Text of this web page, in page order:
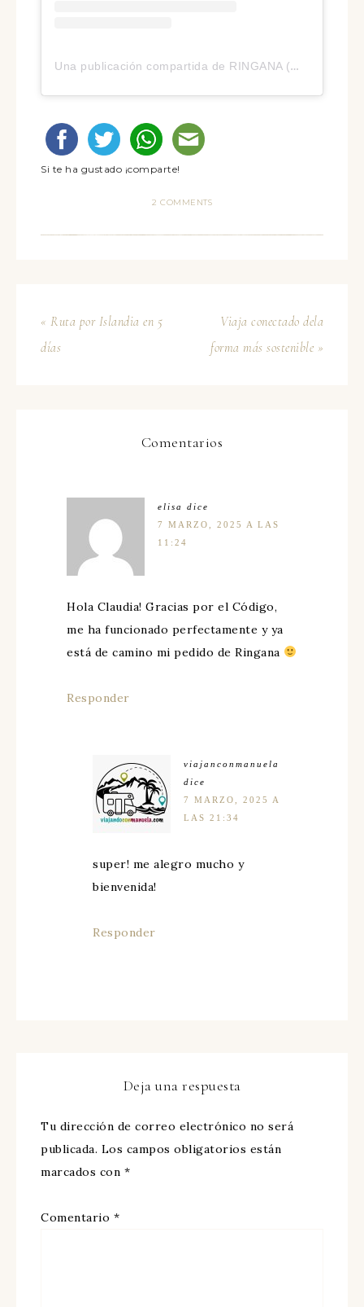
Una publicación compartida de RINGANA (@ringana)
Si te ha gustado ¡comparte!
2 COMMENTS
« Ruta por Islandia en 5
días
Viaja conectado dela
forma más sostenible »
Comentarios
elisa
dice
7 MARZO, 2025 A LAS
11:24
Hola Claudia! Gracias por el Código,
me ha funcionado perfectamente y ya
está de camino mi pedido de Ringana
Responder
viajanconmanuela
dice
7 MARZO, 2025 A
LAS 21:34
super! me alegro mucho y
bienvenida!
Responder
Deja una respuesta
Tu dirección de correo electrónico no será
publicada. Los campos obligatorios están
marcados con *
Comentario *